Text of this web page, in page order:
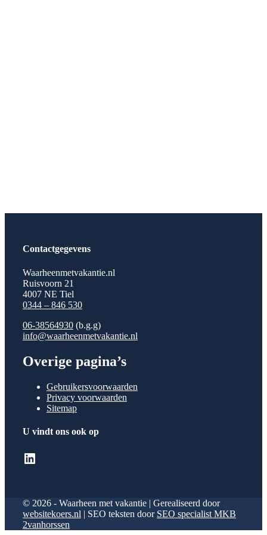
Contactgegevens
Waarheenmetvakantie.nl
Ruisvoorn 21
4007 NE Tiel
0344 – 846 530
06-38564930 (b.g.g)
info@waarheenmetvakantie.nl
Overige pagina’s
Gebruikersvoorwaarden
Privacy voorwaarden
Sitemap
U vindt ons ook op
LinkedIn
© 2026 - Waarheen met vakantie | Gerealiseerd door
websitekoers.nl | SEO teksten door SEO specialist MKB
2vanhorssen